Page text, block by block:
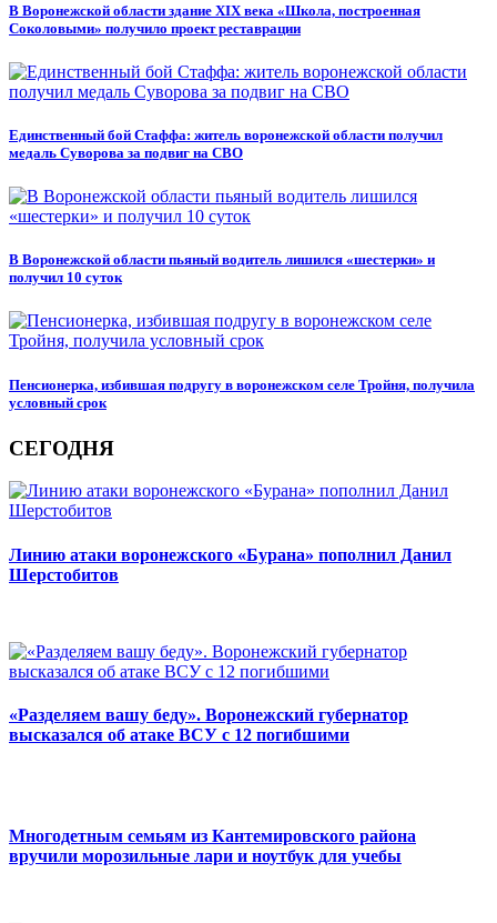
В Воронежской области здание XIX века «Школа, построенная
Соколовыми» получило проект реставрации
Единственный бой Стаффа: житель воронежской области получил
медаль Суворова за подвиг на СВО
В Воронежской области пьяный водитель лишился «шестерки» и
получил 10 суток
Пенсионерка, избившая подругу в воронежском селе Тройня, получила
условный срок
СЕГОДНЯ
Линию атаки воронежского «Бурана» пополнил Данил
Шерстобитов
«Разделяем вашу беду». Воронежский губернатор
высказался об атаке ВСУ с 12 погибшими
Многодетным семьям из Кантемировского района
вручили морозильные лари и ноутбук для учебы